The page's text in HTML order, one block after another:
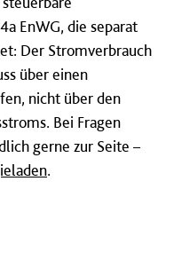
EnWG, die separat
Der Stromverbrauch
über einen
nicht über den
Bei Fragen
gerne zur Seite –
.